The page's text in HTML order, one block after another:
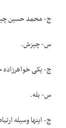
ج- محمد حسین
س- چیزش.
ج- یکی
س- بله.
ج- اینها وسیله